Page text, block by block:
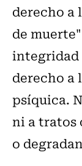
derecho a
de
integridad
derecho a
psíquica.
ni a tratos
o